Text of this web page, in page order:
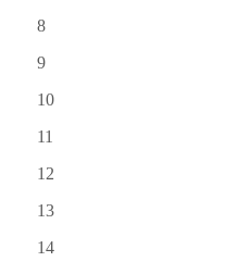
8
9
10
11
12
13
14